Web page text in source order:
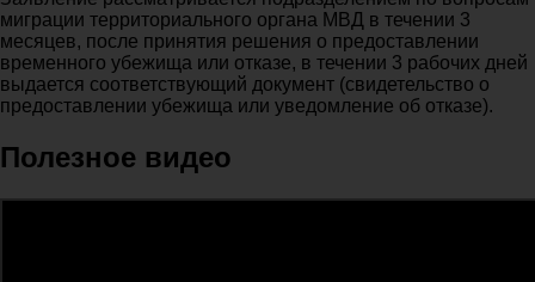
миграции территориального органа МВД в течении 3
месяцев, после принятия решения о предоставлении
временного убежища или отказе, в течении 3 рабочих дней
выдается соответствующий документ (свидетельство о
предоставлении убежища или уведомление об отказе).
Полезное видео